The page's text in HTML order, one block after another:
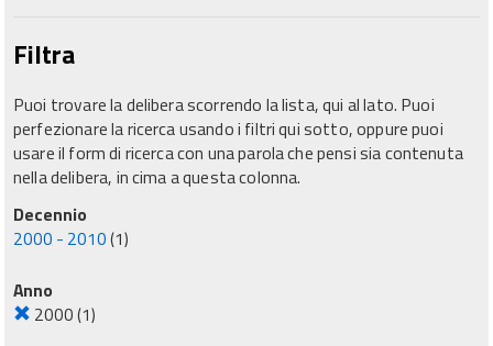
Filtra
Puoi trovare la delibera scorrendo la lista, qui al lato. Puoi
perfezionare la ricerca usando i filtri qui sotto, oppure puoi
usare il form di ricerca con una parola che pensi sia contenuta
nella delibera, in cima a questa colonna.
Decennio
2000 - 2010(1)
Anno
2000(1)